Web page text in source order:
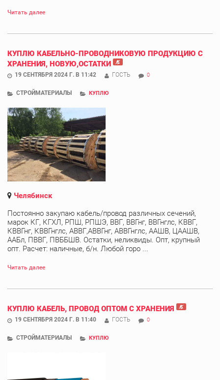
Читать далее
КУПЛЮ КАБЕЛЬНО-ПРОВОДНИКОВУЮ ПРОДУКЦИЮ С
ХРАНЕНИЯ, НОВУЮ,ОСТАТКИ
19 СЕНТЯБРЯ 2024 Г. В 11:42 ГОСТЬ 0
СТРОЙМАТЕРИАЛЫ КУПЛЮ
Челябинск
Постоянно закупаю кабель/провод различных сечений,
марок КГ, КГХЛ, РПШ, РПШЭ, ВВГ, ВВГнг, ВВГнглс, КВВГ,
КВВГнг, КВВГнглс, АВВГ,АВВГнг, АВВГнглс, ААШВ, ЦААШВ,
ААБл, ПВВГ, ПВББШВ. Остатки, неликвиды. Опт, крупный
опт. Расчет: наличные, б/н. Любой горо ...
Читать далее
КУПЛЮ КАБЕЛЬ, ПРОВОД ОПТОМ С ХРАНЕНИЯ
19 СЕНТЯБРЯ 2024 Г. В 11:40 ГОСТЬ 0
СТРОЙМАТЕРИАЛЫ КУПЛЮ